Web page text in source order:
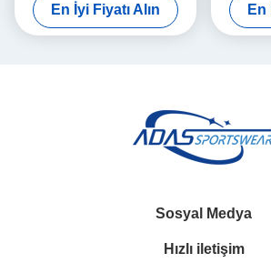
Rengi
En İyi Fiyatı Alın En
Sosyal Medya
Hızlı iletişim